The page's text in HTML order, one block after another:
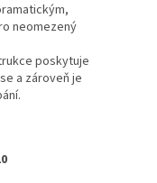
neomezený
poskytuje
a zároveň je